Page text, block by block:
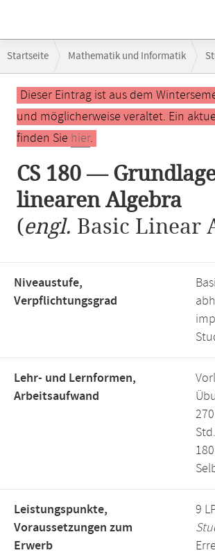
Navigation
Startseite Mathematik und Informatik
Hauptinhalt
Dieser Eintrag ist aus dem
und möglicherweise veraltet. Ein
finden Sie hier.
CS 180 —
linearen Algebra
(engl. Basic Linear
Niveaustufe,
Verpflichtungsgrad
Lehr- und Lernformen,
Arbeitsaufwand
Leistungspunkte,
Voraussetzungen zum
Erwerb
9